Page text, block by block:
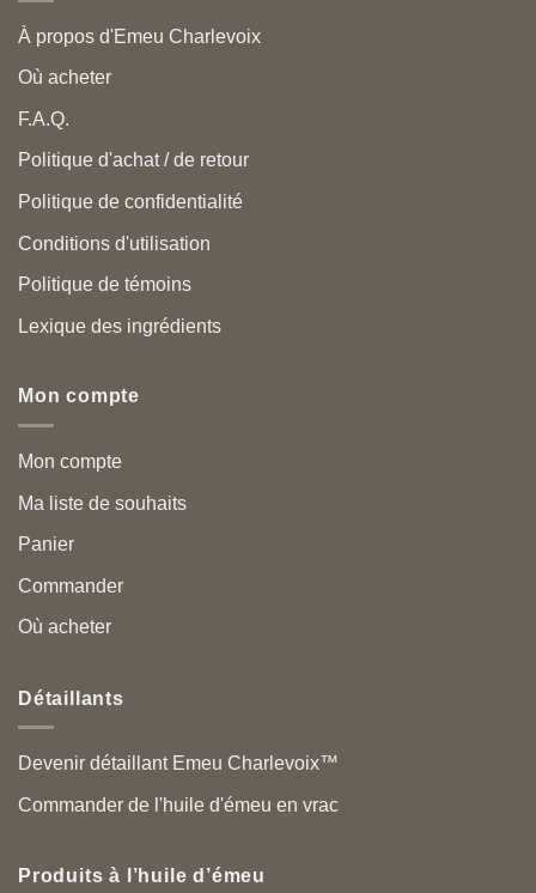
À propos d'Emeu Charlevoix
Où acheter
F.A.Q.
Politique d'achat / de retour
Politique de confidentialité
Conditions d'utilisation
Politique de témoins
Lexique des ingrédients
Mon compte
Mon compte
Ma liste de souhaits
Panier
Commander
Où acheter
Détaillants
Devenir détaillant Emeu Charlevoix™
Commander de l'huile d'émeu en vrac
Produits à l’huile d’émeu